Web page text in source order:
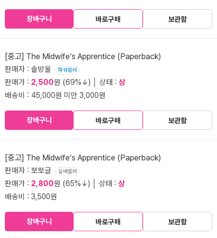
장바구니 바로구매 보관함
[중고] The Midwife‘s Apprentice (Paperback)
판매자 : 솔방울 파워셀러
판매가 : 2,500원 (69%↓) │ 상태 : 상
배송비 : 45,000원 미만 3,000원
장바구니 바로구매 보관함
[중고] The Midwife‘s Apprentice (Paperback)
판매자 : 뽀뽀글 실버셀러
판매가 : 2,800원 (65%↓) │ 상태 : 상
배송비 : 3,500원
장바구니 바로구매 보관함